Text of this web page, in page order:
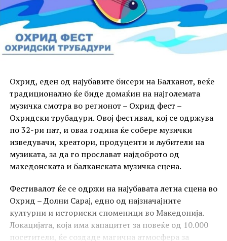
Охрид, еден од најубавите бисери на Балканот, веќе
традиционално ќе биде домаќин на најголемата
музичка смотра во регионот – Охрид фест –
Охридски трубадури. Овој фестивал, кој се одржува
по 32-ри пат, и оваа година ќе собере музички
изведувачи, креатори, продуценти и љубители на
музиката, за да го прослават најдоброто од
македонската и балканската музичка сцена.
Фестивалот ќе се одржи на најубавата летна сцена во
Охрид – Долни Сарај, едно од најзначајните
културни и историски споменици во Македонија.
Локацијата, која има капацитет за повеќе од 10.000
посетители, ќе создаде магична атмосфера за